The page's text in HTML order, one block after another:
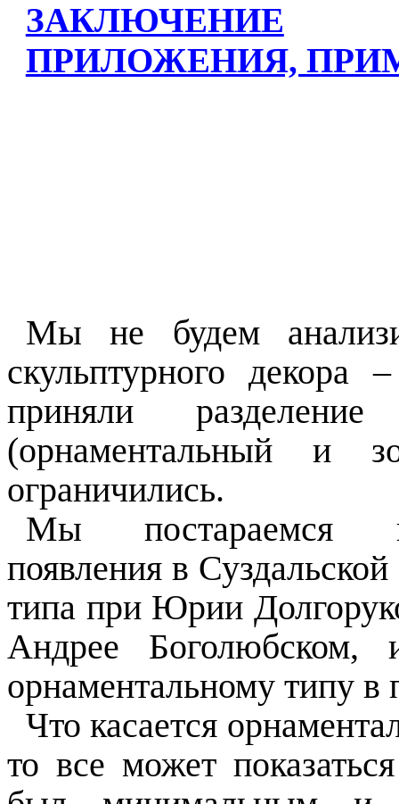
ЗАКЛЮЧЕНИЕ
ПРИЛОЖЕНИЯ,
Мы не будем
скульптурного
приняли
(орнаментальный и
ограничились.
Мы постараемся
появления в
типа при Юрии
Андрее Боголюбском,
орнаментальному типу в
Что касается
то все может